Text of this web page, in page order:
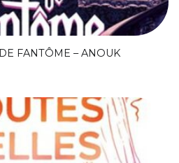
FANTÔME – ANOUK